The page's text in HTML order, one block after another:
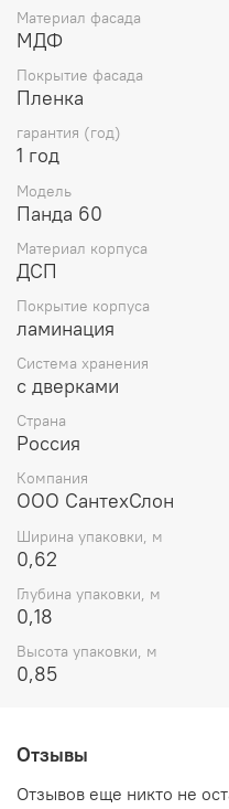
Материал фасада
МДФ
Покрытие фасада
Пленка
гарантия (год)
1 год
Модель
Панда 60
Материал корпуса
ДСП
Покрытие корпуса
ламинация
Система хранения
с дверками
Страна
Россия
Компания
ООО СантехСлон
Ширина упаковки, м
0,62
Глубина упаковки, м
0,18
Высота упаковки, м
0,85
Отзывы
Отзывов еще никто не